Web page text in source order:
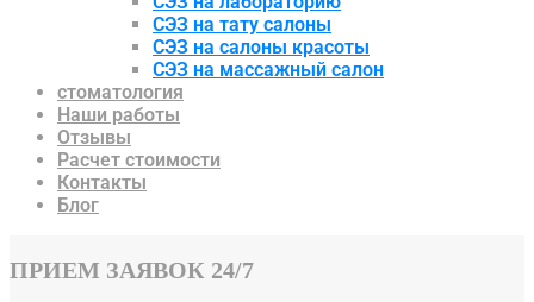
СЭЗ на тату салоны
СЭЗ на салоны красоты
СЭЗ на массажный салон
стоматология
Наши работы
Отзывы
Расчет стоимости
Контакты
Блог
ПРИЕМ ЗАЯВОК 24/7